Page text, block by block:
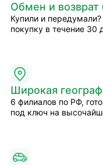
Обмен и возврат
Купили и
покупку в течение 30
Широкая
6 филиалов по РФ,
под ключ на